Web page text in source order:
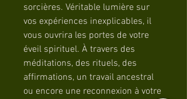
sorcières. Véritable lumière sur
vos expériences inexplicables, il
vous ouvrira les portes de votre
éveil spirituel. À travers des
méditations, des rituels, des
affirmations, un travail ancestral
ou encore une reconnexion à votre